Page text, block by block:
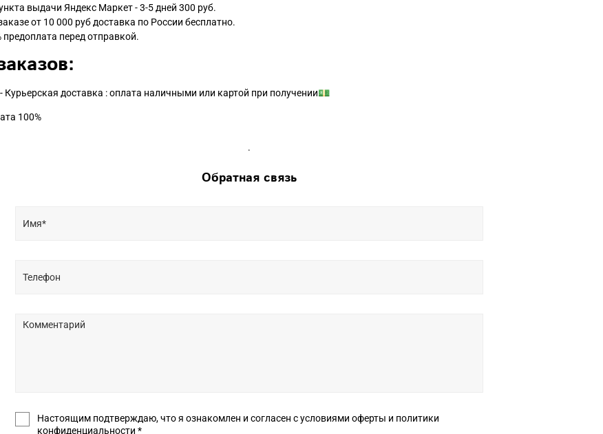
выдачи Яндекс Маркет - 3-5 дней 300 руб.
от 10 000 руб доставка по России бесплатно.
предоплата перед отправкой.
доставка : оплата наличными или картой при получении💵
100%
.
Обратная связь
Настоящим подтверждаю, что я ознакомлен и согласен с условиями оферты и политики
конфиденциальности *